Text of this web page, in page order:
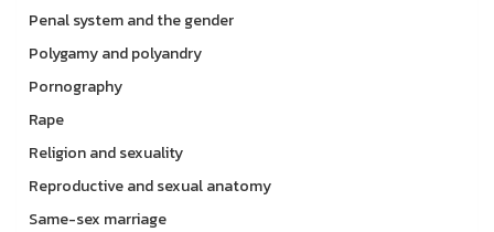
Penal system and the gender
Polygamy and polyandry
Pornography
Rape
Religion and sexuality
Reproductive and sexual anatomy
Same-sex marriage